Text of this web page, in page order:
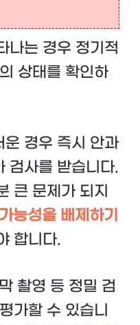
나는 경우 정기적
상태를 확인하
운 경우 즉시 안과
검사를 받습니다.
큰 문제가 되지
능성을 배제하기
합니다.
촬영 등 정밀 검
가할 수 있습니